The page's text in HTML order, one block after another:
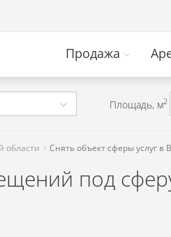
Продажа
Площадь, м2
области Снять объект сферы услуг в
под